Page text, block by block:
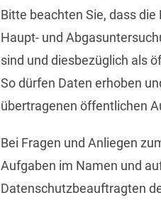
Bitte beachten Sie, dass
Haupt- und
sind und diesbezüglich als
So dürfen Daten erhoben
übertragenen öffentlichen
Bei Fragen und Anliegen
Aufgaben im Namen und
Datenschutzbeauftragten